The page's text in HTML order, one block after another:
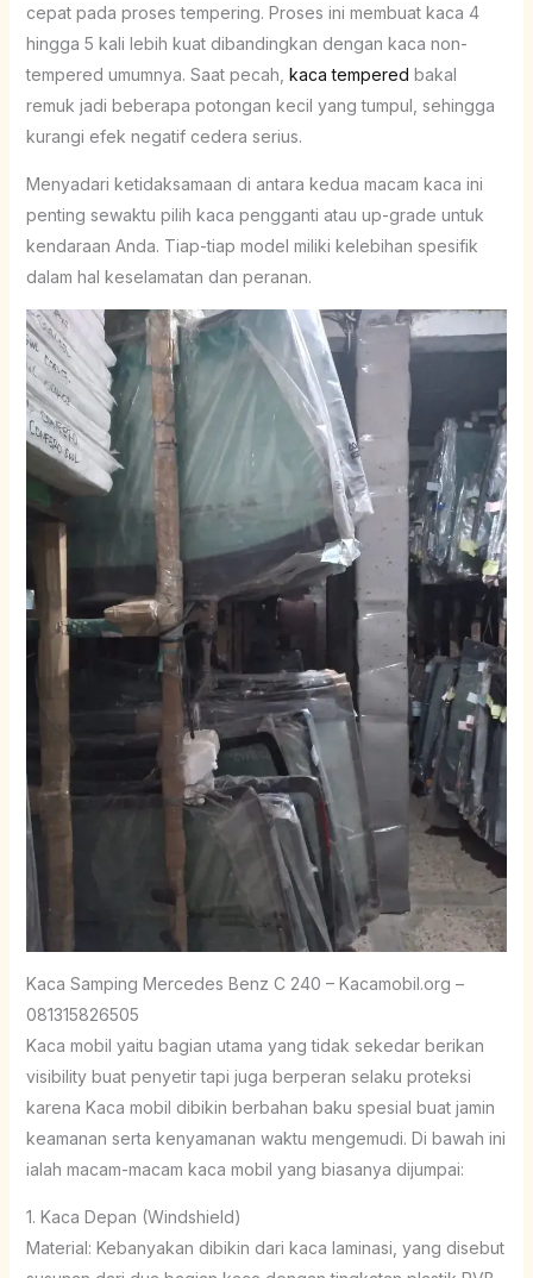
cepat pada proses tempering. Proses ini membuat kaca 4
hingga 5 kali lebih kuat dibandingkan dengan kaca non-
tempered umumnya. Saat pecah, kaca tempered bakal
remuk jadi beberapa potongan kecil yang tumpul, sehingga
kurangi efek negatif cedera serius.
Menyadari ketidaksamaan di antara kedua macam kaca ini
penting sewaktu pilih kaca pengganti atau up-grade untuk
kendaraan Anda. Tiap-tiap model miliki kelebihan spesifik
dalam hal keselamatan dan peranan.
Kaca Samping Mercedes Benz C 240 – Kacamobil.org –
081315826505
Kaca mobil yaitu bagian utama yang tidak sekedar berikan
visibility buat penyetir tapi juga berperan selaku proteksi
karena Kaca mobil dibikin berbahan baku spesial buat jamin
keamanan serta kenyamanan waktu mengemudi. Di bawah ini
ialah macam-macam kaca mobil yang biasanya dijumpai:
1. Kaca Depan (Windshield)
Material: Kebanyakan dibikin dari kaca laminasi, yang disebut